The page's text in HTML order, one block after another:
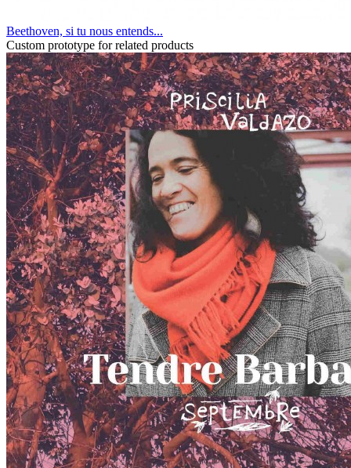
Beethoven, si tu nous entends...
Custom prototype for related products